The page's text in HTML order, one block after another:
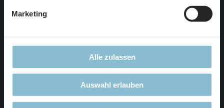
Marketing
Alle zulassen
Auswahl erlauben